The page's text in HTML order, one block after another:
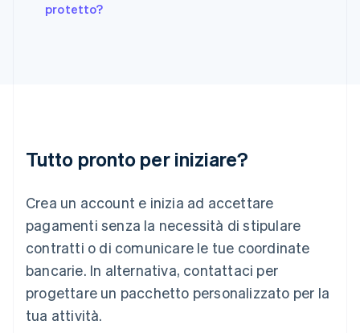
protetto?
Tutto pronto per iniziare?
Crea un account e inizia ad accettare
pagamenti senza la necessità di stipulare
contratti o di comunicare le tue coordinate
bancarie. In alternativa, contattaci per
progettare un pacchetto personalizzato per la
tua attività.
Irlanda
English
FrançaisDeutschEnglish
English简体中文
Malta
English
Messico
Español English
Norvegia